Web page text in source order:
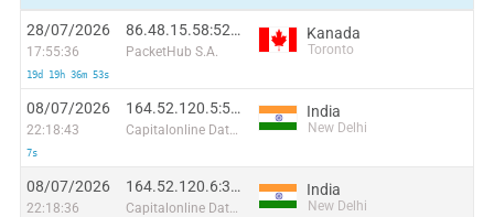
28/07/2026
17:55:36
19d 19h 36m 53s
86.48.15.58:52434
PacketHub S.A.
Kanada
Toronto
08/07/2026
22:18:43
7s
164.52.120.5:59702
Capitalonline Data Service (HK) Co
India
New Delhi
08/07/2026
22:18:36
164.52.120.6:37845
Capitalonline Data Service (HK) Co
India
New Delhi